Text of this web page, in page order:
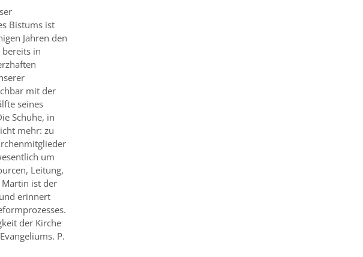
Bistums ist
Jahren den
bereits in
mit der
seines
Schuhe, in
mehr: zu
um
Leitung,
Martin ist der
erinnert
der Kirche
P.